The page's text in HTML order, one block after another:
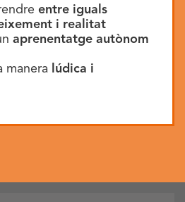
entre iguals
i realitat
aprenentatge autònom
manera
lúdica i